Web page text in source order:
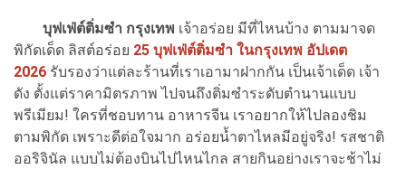
บุฟเฟ่ต์ติ่มซำ กรุงเทพ เจ้าอร่อย มีที่ไหนบ้าง ตามมาจด
พิกัดเด็ด ลิสต์อร่อย 25 บุฟเฟ่ต์ติ่มซำ ในกรุงเทพ อัปเดต
2026 รับรองว่าแต่ละร้านที่เราเอามาฝากกัน เป็นเจ้าเด็ด เจ้า
ดัง ตั้งแต่ราคามิตรภาพ ไปจนถึงติ่มซำระดับตำนานแบบ
พรีเมียม! ใครที่ชอบทาน อาหารจีน เราอยากให้ไปลองชิม
ตามพิกัด เพราะดีต่อใจมาก อร่อยน้ำตาไหลมีอยู่จริง! รสชาติ
ออริจินัล แบบไม่ต้องบินไปไหนไกล สายกินอย่างเราจะช้าไม่